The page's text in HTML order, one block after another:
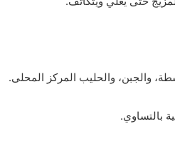
والجبن، والحليب المركز المحلى.
بالتساوي.